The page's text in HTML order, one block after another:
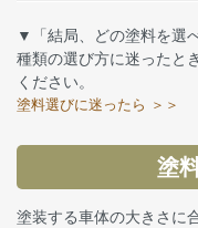
▼「結局、どの塗料を選
種類の選び方に迷ったと
ください。
塗料選びに迷ったら ＞＞
塗
塗装する車体の大きさに